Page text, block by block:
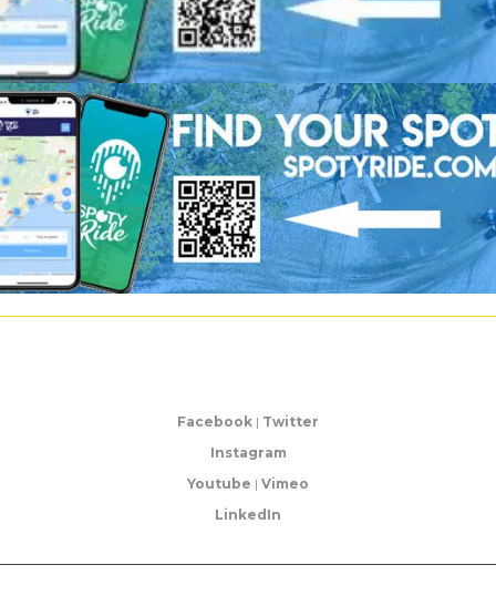
Facebook | Twitter
Instagram
Youtube | Vimeo
LinkedIn